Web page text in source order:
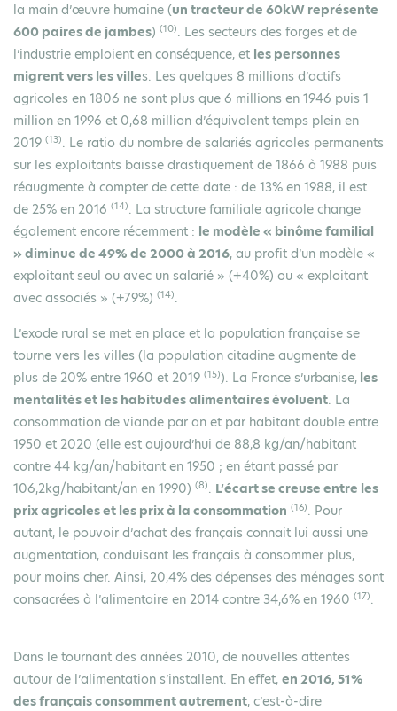
la main d’œuvre humaine (un tracteur de 60kW représente
600 paires de jambes) (10). Les secteurs des forges et de
l’industrie emploient en conséquence, et les personnes
migrent vers les villes. Les quelques 8 millions d’actifs
agricoles en 1806 ne sont plus que 6 millions en 1946 puis 1
million en 1996 et 0,68 million d’équivalent temps plein en
2019 (13). Le ratio du nombre de salariés agricoles permanents
sur les exploitants baisse drastiquement de 1866 à 1988 puis
réaugmente à compter de cette date : de 13% en 1988, il est
de 25% en 2016 (14). La structure familiale agricole change
également encore récemment : le modèle « binôme familial
» diminue de 49% de 2000 à 2016, au profit d’un modèle «
exploitant seul ou avec un salarié » (+40%) ou « exploitant
avec associés » (+79%) (14).
L’exode rural se met en place et la population française se
tourne vers les villes (la population citadine augmente de
plus de 20% entre 1960 et 2019 (15)). La France s’urbanise, les
mentalités et les habitudes alimentaires évoluent. La
consommation de viande par an et par habitant double entre
1950 et 2020 (elle est aujourd’hui de 88,8 kg/an/habitant
contre 44 kg/an/habitant en 1950 ; en étant passé par
106,2kg/habitant/an en 1990) (8). L’écart se creuse entre les
prix agricoles et les prix à la consommation (16). Pour
autant, le pouvoir d’achat des français connait lui aussi une
augmentation, conduisant les français à consommer plus,
pour moins cher. Ainsi, 20,4% des dépenses des ménages sont
consacrées à l’alimentaire en 2014 contre 34,6% en 1960 (17).
Dans le tournant des années 2010, de nouvelles attentes
autour de l’alimentation s’installent. En effet, en 2016, 51%
des français consomment autrement, c’est-à-dire